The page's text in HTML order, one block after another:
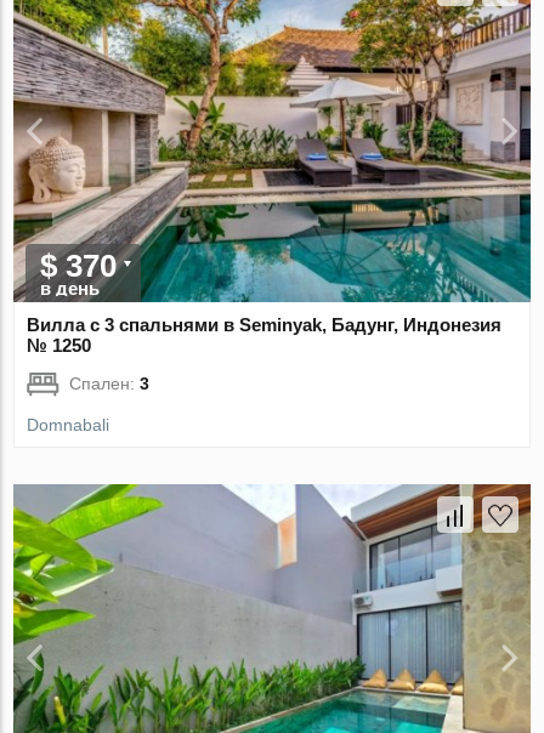
$ 370
в день
Вилла с 3 спальнями в Seminyak, Бадунг, Индонезия
№ 1250
Спален:3
Domnabali